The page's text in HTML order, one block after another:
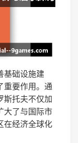
基础设施建
重要作用。通
斯托夫不仅加
大了与国际市
在经济全球化